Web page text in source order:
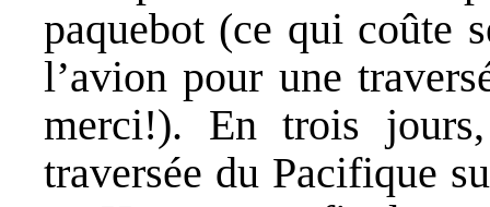
paquebot (ce qui coûte
l’avion pour une
merci!). En trois
traversée du Pacifique